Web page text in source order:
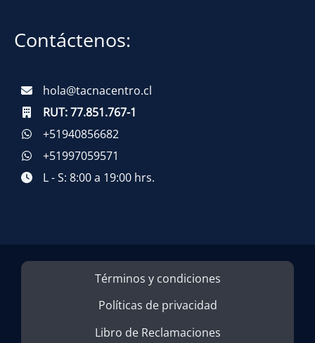
Contáctenos:
hola@tacnacentro.cl
RUT:77.851.767-1
+51940856682
+51997059571
L - S: 8:00 a 19:00 hrs.
Términos y condiciones
Políticas de privacidad
Libro de Reclamaciones